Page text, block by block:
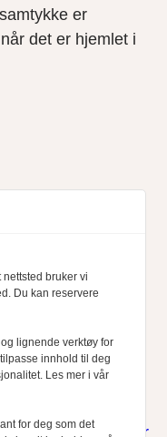
er
det er hjemlet i
og Vær
bruker vi
Du kan reservere
lignende verktøy for
innhold til deg
Les mer i vår
for deg som det